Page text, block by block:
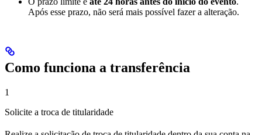
Após esse prazo, não será mais possível fazer a alteração.
Como funciona a transferência
1
Solicite a troca de titularidade